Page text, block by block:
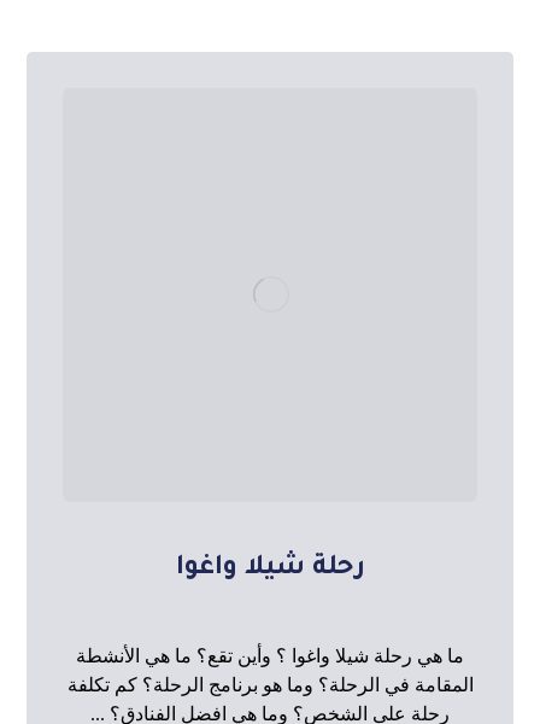
رحلة شيلا واغوا
ما هي رحلة شيلا واغوا ؟ وأين تقع؟ ما هي الأنشطة
المقامة في الرحلة؟ وما هو برنامج الرحلة؟ كم تكلفة
رحلة على الشخص؟ وما هي افضل الفنادق؟ ...